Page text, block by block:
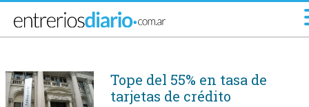
Tope del 55% en tasa de
tarjetas de crédito